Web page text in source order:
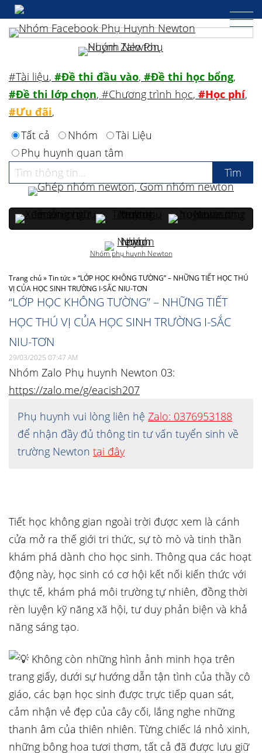
Trang chủ»Tin tức»“LỚP HỌC KHÔNG TƯỜNG” – NHỮNG TIẾT HỌC THÚ
VỊ CỦA HỌC SINH TRƯỜNG I-SẮC NIU-TƠN
“LỚP HỌC KHÔNG TƯỜNG” – NHỮNG TIẾT
HỌC THÚ VỊ CỦA HỌC SINH TRƯỜNG I-SẮC
NIU-TƠN
29/03/2025 07:47 AM
Nhóm Zalo Phụ huynh Newton 03:
https://zalo.me/g/eacish207
Phụ huynh vui lòng liên hệ Zalo: 0376953188
để nhận đầy đủ thông tin tư vấn tuyển sinh về
trường Newton tại đây
Tiết học không gian ngoài trời được xem là cánh
cửa mở ra thế giới tri thức, sự tò mò và tinh thần
khám phá dành cho học sinh. Thông qua các hoạt
động này, học sinh có cơ hội kết nối kiến thức với
thực tế, khám phá môi trường tự nhiên, đồng thời
rèn luyện kỹ năng xã hội, tư duy phản biện và khả
năng sáng tạo.
Không còn những hình ảnh minh họa trên
trang giấy, dưới sự hướng dẫn tận tình của thầy cô
giáo, các bạn học sinh được trực tiếp quan sát,
cảm nhận vẻ đẹp của cây cối, lắng nghe những
thanh âm của thiên nhiên. Từng chiếc lá nhỏ xinh,
những bông hoa tươi thơm, tất cả đã được lưu giữ
#Tài liệu, #Đề thi đầu vào, #Đề thi học bổng,
#Đề thi lớp chọn, #Chương trình học, #Học phí,
#Ưu đãi,
Tất cả
Nhóm
Tài Liệu
Phụ huynh quan tâm
Nhóm phụ huynh Newton